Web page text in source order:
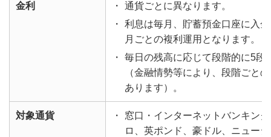
金利 ・
通貨ごとに異なります。
・
利息は毎月、貯蓄預金口座に入
月ごとの複利運用となります。
・
毎日の残高に応じて段階的に5段
（金融情勢等により、段階ごと
あります）。
対象通貨 ・
窓口・インターネットバンキン
ロ、英ポンド、豪ドル、ニュー